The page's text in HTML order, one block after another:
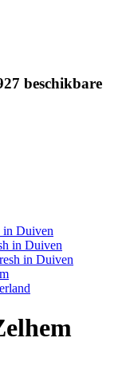
beschikbare
in Duiven
in Duiven
in Duiven